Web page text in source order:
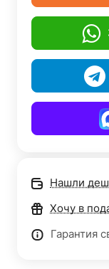
Нашли
Хочу в
Гарантия